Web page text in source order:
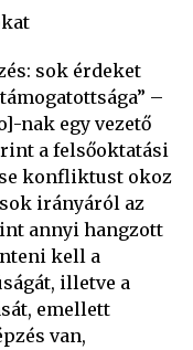
sok érdeket
–
nak egy vezető
a felsőoktatási
konfliktust okoz
irányáról az
annyi hangzott
kell a
illetve a
emellett
van,